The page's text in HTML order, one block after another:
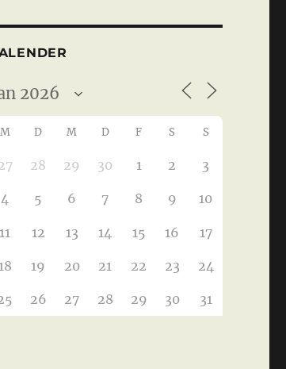
M D M D F S S
28 29 30 1 2 3
4 5 6 7 8 9 10
11 12 13 14 15 16 17
18 19 20 21 22 23 24
26 27 28 29 30 31